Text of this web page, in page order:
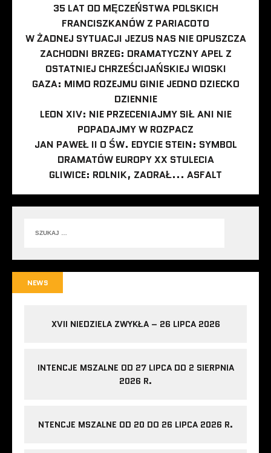
35 LAT OD MĘCZEŃSTWA POLSKICH
FRANCISZKANÓW Z PARIACOTO
W ŻADNEJ SYTUACJI JEZUS NAS NIE OPUSZCZA
ZACHODNI BRZEG: DRAMATYCZNY APEL Z
OSTATNIEJ CHRZEŚCIJAŃSKIEJ WIOSKI
GAZA: MIMO ROZEJMU GINIE JEDNO DZIECKO
DZIENNIE
LEON XIV: NIE PRZECENIAJMY SIŁ ANI NIE
POPADAJMY W ROZPACZ
JAN PAWEŁ II O ŚW. EDYCIE STEIN: SYMBOL
DRAMATÓW EUROPY XX STULECIA
GLIWICE: ROLNIK, ZAORAŁ... ASFALT
NEWS
XVII NIEDZIELA ZWYKŁA – 26 LIPCA 2026
INTENCJE MSZALNE OD 27 LIPCA DO 2 SIERPNIA
2026 R.
NTENCJE MSZALNE OD 20 DO 26 LIPCA 2026 R.